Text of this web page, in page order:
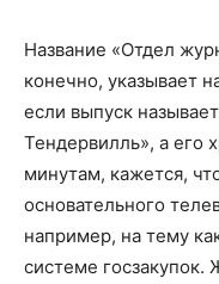
Название «Отдел
конечно, указывает
если выпуск
Тендервилль», а его
минутам, кажется,
основательного
например, на тему
системе госзакупок.